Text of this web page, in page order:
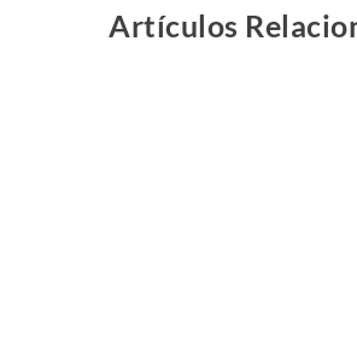
Artículos